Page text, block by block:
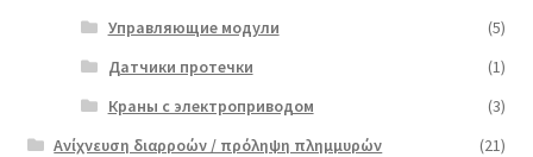
Управляющие модули
(5)
Датчики протечки
(1)
Краны с электроприводом
(3)
Ανίχνευση διαρροών / πρόληψη πλημμυρών
(21)